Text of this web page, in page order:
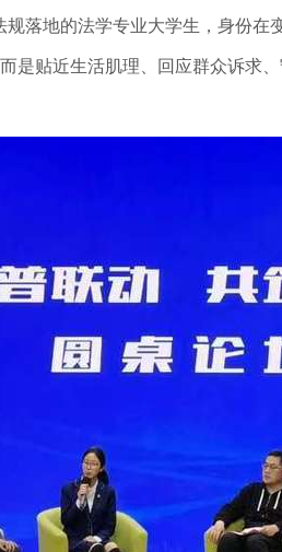
落地的法学专业大学生，身份在
是贴近生活肌理、回应群众诉求、